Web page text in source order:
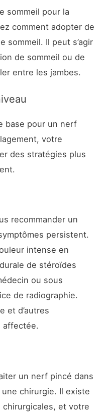
sommeil pour la
comment adopter de
sommeil. Il peut s’agir
de sommeil ou de
entre les jambes.
base pour un nerf
votre
des stratégies plus
recommander un
persistent.
intense en
de stéroïdes
ou sous
de radiographie.
et d’autres
affectée.
un nerf pincé dans
chirurgie. Il existe
et votre